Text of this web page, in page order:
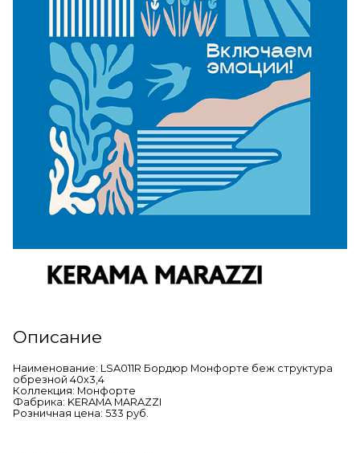
Описание
Наименование: LSA011R Бордюр Монфорте беж структура
обрезной 40х3,4
Коллекция: Монфорте
Фабрика: KERAMA MARAZZI
Розничная цена: 533 руб.